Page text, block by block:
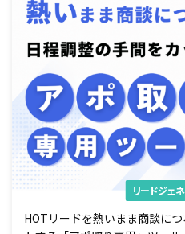
リードジェ
HOTリードを熱いまま商談に